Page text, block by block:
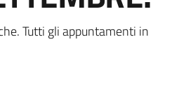
Tutti gli appuntamenti in